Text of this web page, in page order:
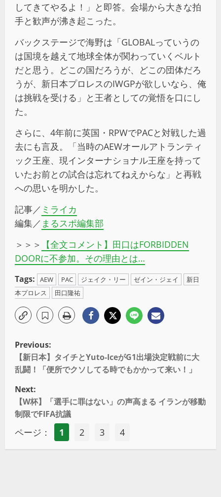
してきてやるよ！」と即答。会場から大きな拍
手と歓声が沸き起こった。
バックステージで海野は「GLOBALっていうの
は国境を越えて地球全体が関わっていくベルト
だと思う。どこの国だろうが、どこの団体だろ
うが、新日本プロレスのIWGPが欲しいなら、俺
は挑戦を受ける」と王者としての覚悟を口にし
た。
さらに、4年前に英国・RPWでPACと対戦した過
去にも言及。「当時のAEWオールアトランティ
ック王座、現インターナショナル王座を持って
いたお前との試合は忘れてねえからな」と再戦
への思いを明かした。
記事／ ミライカ
編集／ まるスポ編集部
＞＞＞
【全文コメント】田口はFORBIDDEN
DOORに不参加。その理由とは…
Tags: AEW PAC ジェイク・リー ゼイン・ジェイ
新日
本プロレス
田口隆祐
Previous:
【新日本】タイチとYuto-IceがG1出場決定戦前に大
乱闘！「便所でクソしてる時でもかかって来い！」
Next:
【W杯】「選手に罪はない」の声高まる イランが移動
制限でFIFA抗議
ページ： 1 2 3 4